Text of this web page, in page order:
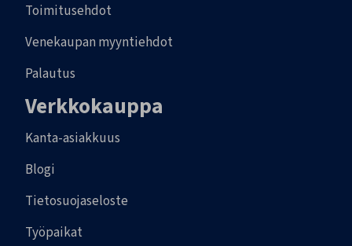
Toimitusehdot
Venekaupan myyntiehdot
Palautus
Verkkokauppa
Kanta-asiakkuus
Blogi
Tietosuojaseloste
Työpaikat